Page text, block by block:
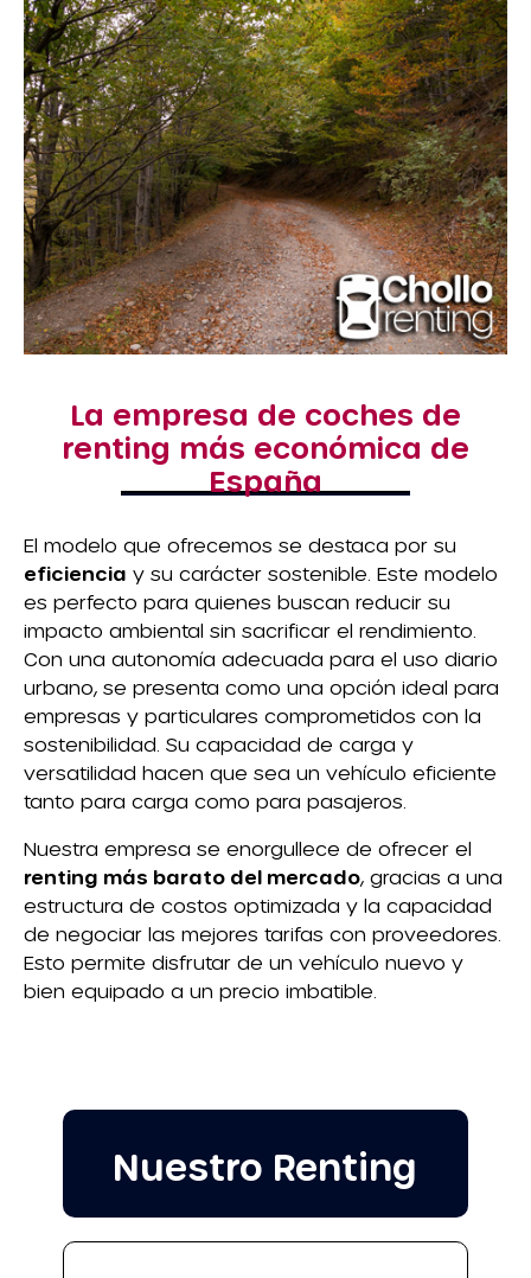
La empresa de coches de
renting más económica de
España
El modelo que ofrecemos se destaca por su
eficiencia y su carácter sostenible. Este modelo
es perfecto para quienes buscan reducir su
impacto ambiental sin sacrificar el rendimiento.
Con una autonomía adecuada para el uso diario
urbano, se presenta como una opción ideal para
empresas y particulares comprometidos con la
sostenibilidad. Su capacidad de carga y
versatilidad hacen que sea un vehículo eficiente
tanto para carga como para pasajeros.
Nuestra empresa se enorgullece de ofrecer el
renting más barato del mercado, gracias a una
estructura de costos optimizada y la capacidad
de negociar las mejores tarifas con proveedores.
Esto permite disfrutar de un vehículo nuevo y
bien equipado a un precio imbatible.
Nuestro Renting